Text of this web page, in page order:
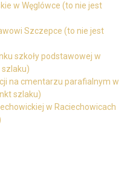
w Węglówce (to nie jest
Szczepce (to nie jest
szkoły podstawowej w
szlaku)
na cmentarzu parafialnym w
szlaku)
w Raciechowicach